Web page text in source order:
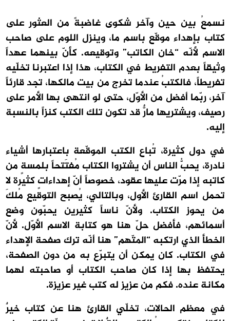
نسمعُ بين حين وآخر شكوى غاضبةً من العثور على
كتاب بإهداء موقّع باسم ما، وينزل اللوم على صاحب
الاسم لأنّه “خان الكاتب” وتوقيعه. كأنّ بينهما عهداً
وثيقاً بعدم التفريط في الكتاب، هذا إذا اعتبرنا تخلّيه
تفريطاً، فالكتبُ عندما تخرج من بيت مالكها، تجد قارئاً
آخر، ربّما أفضل من الأوّل، حتى لو انتهى بها الأمر على
رصيف، ويشتريها مارٌّ قد تكون تلك الكتب كنزاً بالنسبة
إليه.
في دول كثيرة، تُباع الكتب الموقّعة باعتبارها أشياء
نادرة، يحبُّ الناس أن يشتروا الكتاب مُفتَتحاً بلمسةٍ من
كاتبه إذا مرّت عليها عقود، خصوصاً أنّ إهداءاتٍ كثيرة لا
تحمل اسم القارئ الأول، وبالتالي، يُصبح التوقيع مُلكَ
من يحوز الكتاب. ولأنّ ناساً كثيرين يحبّون وضع
أسمائهم، فأفضل حلّ هنا هو كتابة الاسم الأوّل. لأنّ
الخطأ الذي ارتكبه “المتّهم” هنا أنّه ترك صفحة الإهداء
في الكتاب. كان يمكن أن يتبرّع به من دون الصفحة،
يحتفظ بها إذا كان صاحب الكتاب أو صاحبته لهما
مكانة عنده. فكم من عزيز له كتب غير عزيزة.
في معظم الحالات، تخلّي القارئ هنا عن كتاب خيرٌ